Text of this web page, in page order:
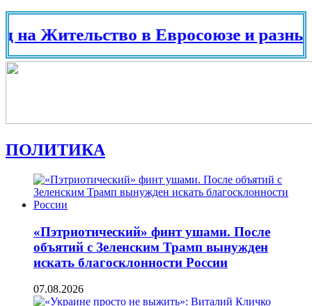
в Евросоюзе и разных
ПОЛИТИКА
«Пэтриотический» финт ушами. После
объятий с Зеленским Трамп вынужден
искать благосклонности России
07.08.2026